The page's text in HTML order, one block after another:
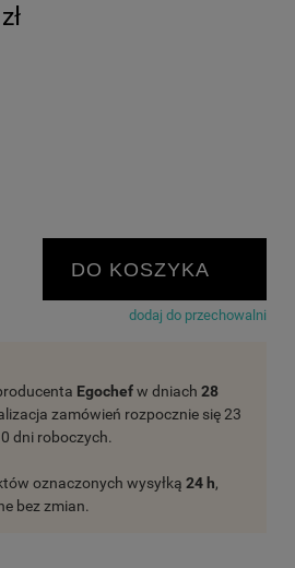
DO KOSZYKA
dodaj do przechowalni
Egochefw dniach 28
zamówień rozpocznie się 23
dni roboczych.
oznaczonych wysyłką 24 h,
bez zmian.